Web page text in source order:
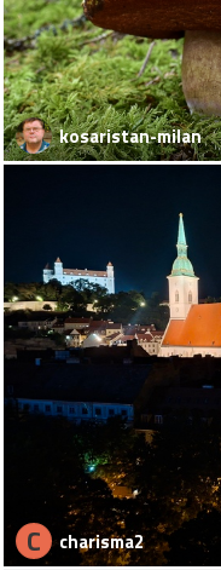
kosaristan-milan
C charisma2